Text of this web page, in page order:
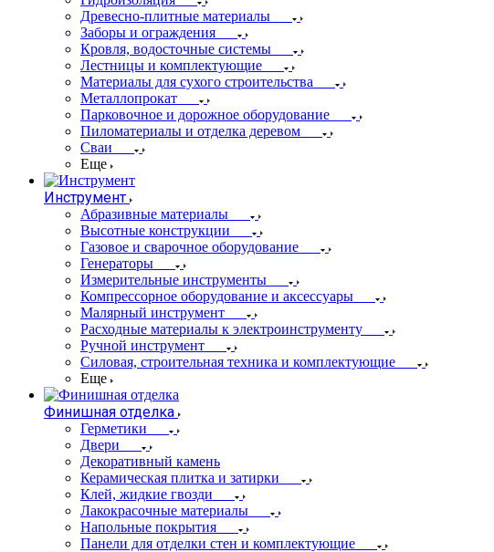
Древесно-плитные материалы
Заборы и ограждения
Кровля, водосточные системы
Лестницы и комплектующие
Материалы для сухого строительства
Металлопрокат
Парковочное и дорожное оборудование
Пиломатериалы и отделка деревом
Сваи
Еще
Инструмент
Абразивные материалы
Высотные конструкции
Газовое и сварочное оборудование
Генераторы
Измерительные инструменты
Компрессорное оборудование и аксессуары
Малярный инструмент
Расходные материалы к электроинструменту
Ручной инструмент
Силовая, строительная техника и комплектующие
Еще
Финишная отделка
Герметики
Двери
Декоративный камень
Керамическая плитка и затирки
Клей, жидкие гвозди
Лакокрасочные материалы
Напольные покрытия
Панели для отделки стен и комплектующие